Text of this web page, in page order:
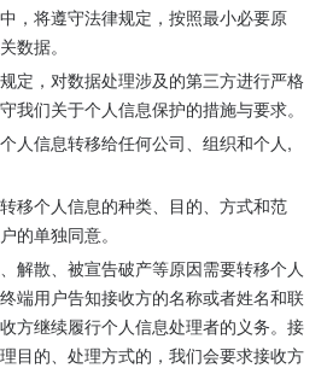
，将遵守法律规定，按照最小必要原
数据。
定，对数据处理涉及的第三方进行严格
我们关于个人信息保护的措施与要求。
人信息转移给任何公司、组织和个人,
移个人信息的种类、目的、方式和范
的单独同意。
解散、被宣告破产等原因需要转移个人
端用户告知接收方的名称或者姓名和联
方继续履行个人信息处理者的义务。接
目的、处理方式的，我们会要求接收方